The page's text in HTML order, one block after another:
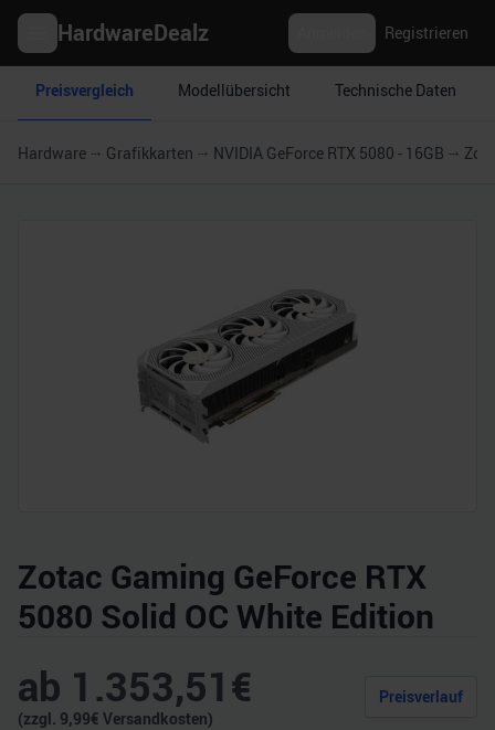
HardwareDealz Registrieren
Preisvergleich Modellübersicht Technische Daten
Hardware Grafikkarten NVIDIA GeForce RTX 5080 - 16GB
Zotac Gaming GeForce RTX
5080 Solid OC White Edition
ab 1.353,51€
(zzgl. 9,99€ Versandkosten)
Preisverlauf